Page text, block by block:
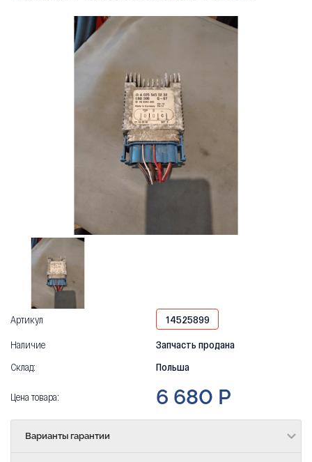
Артикул
14525899
Наличие
Запчасть продана
Склад:
Польша
Цена товара: 6 680 Р
Варианты гарантии